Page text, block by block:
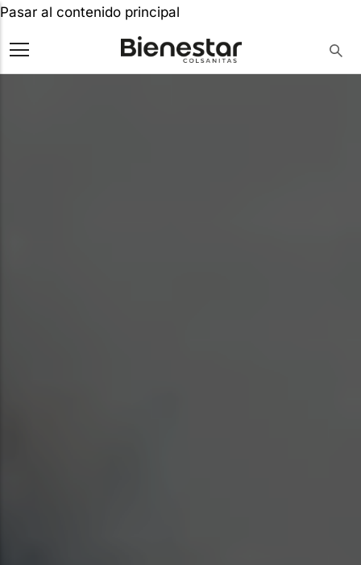
Pasar al contenido principal